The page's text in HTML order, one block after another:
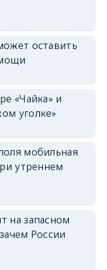
оставить
«Чайка» и
уголке»
мобильная
утреннем
на запасном
России